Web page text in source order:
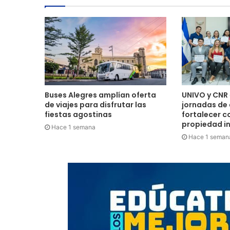
Buses Alegres amplían oferta
de viajes para disfrutar las
fiestas agostinas
Hace 1 semana
UNIVO y
jornadas
fortalecer
propiedad
Hace 1